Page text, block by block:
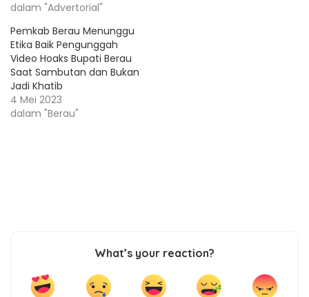
dalam "Advertorial"
Pemkab Berau Menunggu
Etika Baik Pengunggah
Video Hoaks Bupati Berau
Saat Sambutan dan Bukan
Jadi Khatib
4 Mei 2023
dalam "Berau"
What’s your reaction?